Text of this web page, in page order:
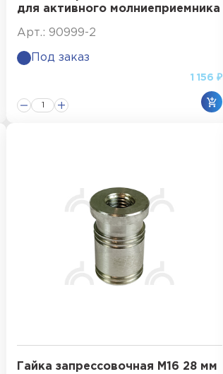
для активного молниеприемника
Арт.: 90999-2
Под заказ
1 156 ₽
Гайка запрессовочная М16 28 мм